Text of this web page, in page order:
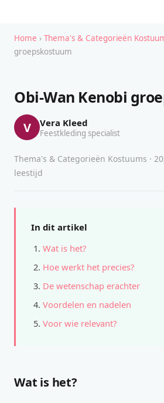
Home › Thema's & Categorieën
groepskostuum
Obi-Wan Kenobi
V Vera Kleed
Feestkleding specialist
Thema's & Categorieën Kostuums ·
leestijd
In dit artikel
Wat is het?
Hoe werkt het precies?
De wetenschap erachter
Voordelen en nadelen
Voor wie relevant?
Wat is het?